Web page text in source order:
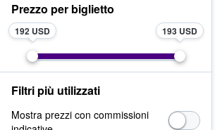
Prezzo per biglietto
192 USD 193 USD
Filtri più utilizzati
Mostra prezzi con commissioni